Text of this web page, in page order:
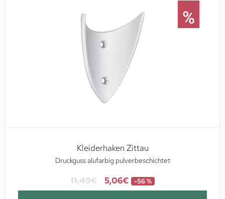
Kleiderhaken Zittau
Druckguss alufarbig pulverbeschichtet
11,49€ 5,06€ -56 %